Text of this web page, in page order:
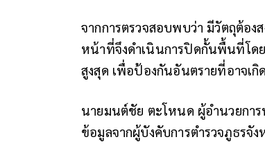
จากการตรวจสอบพบว่า มีวัตถุต้อง
หน้าที่จึงดำเนินการปิดกั้นพื้นที่โด
สูงสุด เพื่อป้องกันอันตรายที่อาจเกิ
นายมนต์ชัย ตะโหนด ผู้อำนวยการ
ข้อมูลจากผู้บังคับการตำรวจภูธรจั